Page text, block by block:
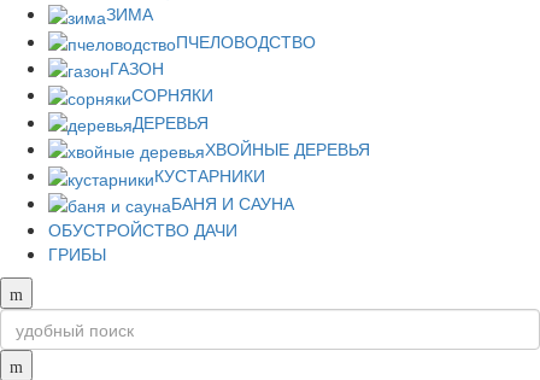
ЗИМА
ПЧЕЛОВОДСТВО
ГАЗОН
СОРНЯКИ
ДЕРЕВЬЯ
ХВОЙНЫЕ ДЕРЕВЬЯ
КУСТАРНИКИ
БАНЯ И САУНА
ОБУСТРОЙСТВО ДАЧИ
ГРИБЫ